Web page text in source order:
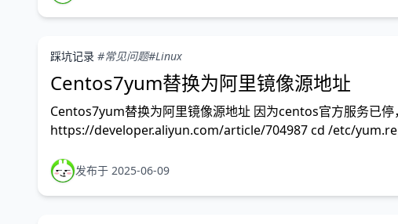
踩坑记录 #常见问题#Linux
Centos7yum替换为阿里镜像源地址
Centos7yum替换为阿里镜像源地址 因为centos官方服务已
https://developer.aliyun.com/article/704987 cd /etc/
发布于 2025-06-09